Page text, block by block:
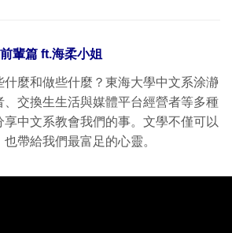
輩篇 ft.海柔小姐
什麼和做些什麼？東海大學中文系涂瀞
、交換生生活與媒體平台經營者等多種
中文系教會我們的事。文學不僅可以
帶給我們最富足的心靈。